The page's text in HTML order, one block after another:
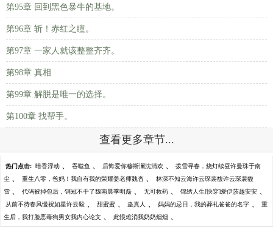
第95章 回到黑色暴牛的基地。
第96章 斩！赤红之瞳。
第97章 一家人就该整整齐齐。
第98章 真相
第99章 解脱是唯一的选择。
第100章 找帮手。
查看更多章节...
热门点击: 暗香浮动 、 吞噬鱼 、 后悔爱你穆斯澜沈清欢 、 拨雪寻春，烧灯续昼许曼珠于南
尘 、 重生八零，爸妈！我自有我的荣耀姜老师魏杳 、 林深不知云海许云琛裴馥许云琛裴馥
雪 、 代码被掉包后，销冠不干了魏南晨季明磊 、 无可救药 、 锦绣人生[快穿]爱伊莎越安安 、
从前不待春风慢祝如星许云毅 、 甜蜜蜜 、 蛊真人 、 妈妈的忌日，我的葬礼爸爸的名字 、 重
生后，我打脸恶毒狗男女我内心论文 、 此恨难消我奶奶烟烟 、